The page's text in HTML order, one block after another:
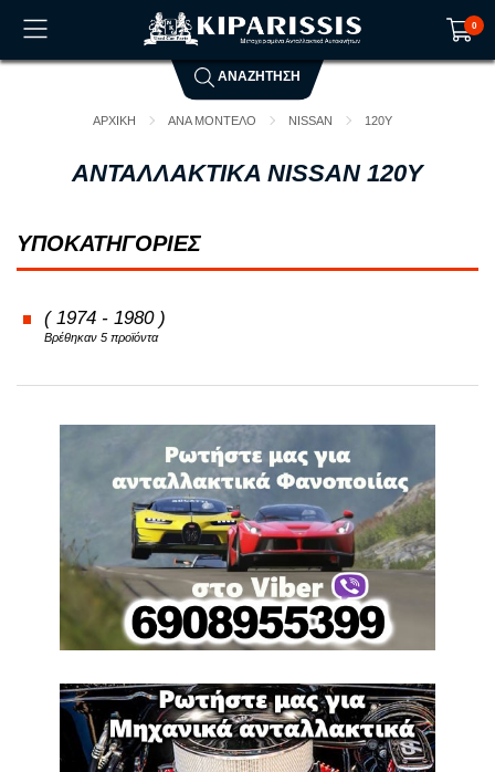
0
Το καλάθι αγορών είναι άδειο!
ΑΝΑΖΗΤΗΣΗ
ΑΡΧΙΚΗ ΑΝΑ ΜΟΝΤΕΛΟ NISSAN 120Y
ΑΝΤΑΛΛΑΚΤΙΚΑ NISSAN 120Y
ΥΠΟΚΑΤΗΓΟΡΙΕΣ
( 1974 - 1980 )
Βρέθηκαν 5 προϊόντα